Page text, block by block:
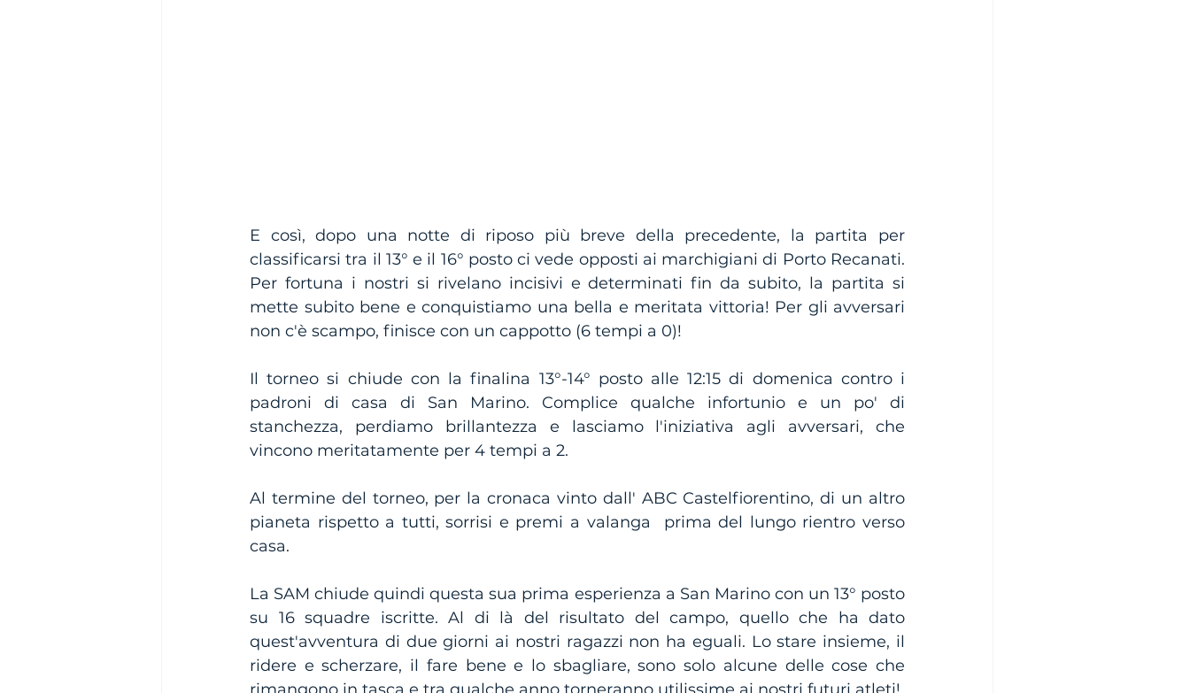
E così, dopo una notte di riposo più breve della precedente, la partita per
classificarsi tra il 13° e il 16° posto ci vede opposti ai marchigiani di Porto Recanati.
Per fortuna i nostri si rivelano incisivi e determinati fin da subito, la partita si
mette subito bene e conquistiamo una bella e meritata vittoria! Per gli avversari
non c'è scampo, finisce con un cappotto (6 tempi a 0)!
Il torneo si chiude con la finalina 13°-14° posto alle 12:15 di domenica contro i
padroni di casa di San Marino. Complice qualche infortunio e un po' di
stanchezza, perdiamo brillantezza e lasciamo l'iniziativa agli avversari, che
vincono meritatamente per 4 tempi a 2.
Al termine del torneo, per la cronaca vinto dall' ABC Castelfiorentino, di un altro
pianeta rispetto a tutti, sorrisi e premi a valanga  prima del lungo rientro verso
casa.
La SAM chiude quindi questa sua prima esperienza a San Marino con un 13° posto
su 16 squadre iscritte. Al di là del risultato del campo, quello che ha dato
quest'avventura di due giorni ai nostri ragazzi non ha eguali. Lo stare insieme, il
ridere e scherzare, il fare bene e lo sbagliare, sono solo alcune delle cose che